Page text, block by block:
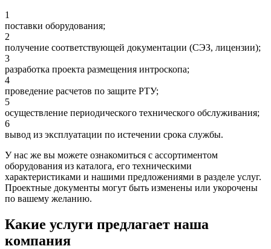
1
поставки оборудования;
2
получение соответствующей документации (СЭЗ, лицензии);
3
разработка проекта размещения интроскопа;
4
проведение расчетов по защите РТУ;
5
осуществление периодического технического обслуживания;
6
вывод из эксплуатации по истечении срока службы.
У нас же вы можете ознакомиться с ассортиментом
оборудования из каталога, его техническими
характеристиками и нашими предложениями в разделе услуг.
Проектные документы могут быть изменены или укорочены
по вашему желанию.
Какие услуги предлагает наша
компания